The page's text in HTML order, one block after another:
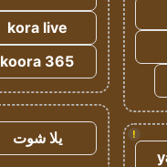
!
kora live
koora 365
يلا شوت